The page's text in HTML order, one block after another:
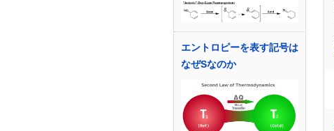
エントロピーを表す記号は
なぜSなのか